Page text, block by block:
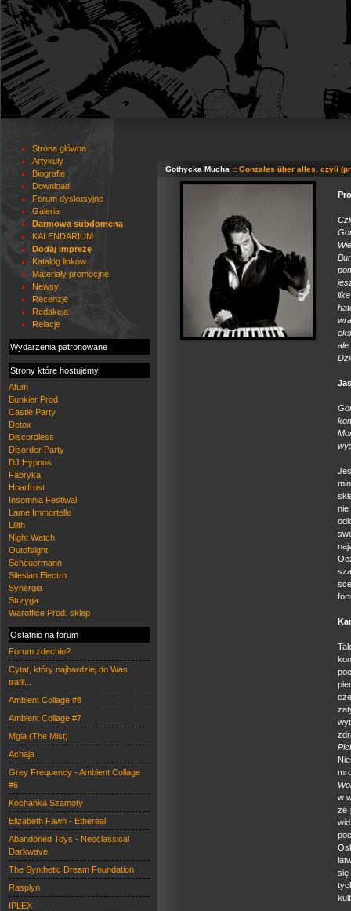
Strona główna
Artykuły
Biografie
Download
Forum dyskusyjne
Galeria
Darmowa subdomena
KALENDARIUM
Dodaj imprezę
Katalog linków
Materiały promocjne
Newsy
Recenzje
Redakcja
Relacje
Wydarzenia patronowane
Strony które hostujemy
Atum
Bunkier Prod
Castle Party
Detox
Discordless
Disorder Party
DJ Hypnos
Fabryka
Hoarfrost
Insomnia Festiwal
Lame Immortelle
Lilith
Night Watch
Outofsight
Scheuermann
Silesian Electro
Synergia
Strzyga
Waroffice Prod. sklep
Ostatnio na forum
Forum zdechło?
Cytat, który najbardziej do Was
trafił...
Ambient Collage #8
Ambient Collage #7
Mgla (The Mist)
Achaja
Grey Frequency - Ambient Collage
#6
Kochanka Szamoty
Elizabeth Fawn - Ethereal
Abandoned Toys - Neoclassical
Darkwave
The Synthetic Dream Foundation
Rasplyn
IPLEX
Gothycka Mucha :: Gonzales über alles, czyli
nie
w
że
się